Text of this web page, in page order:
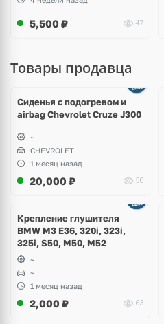
5,500 ₽ 47
Товары продавца
Сиденья с подогревом и
airbag Chevrolet Cruze J300
~
CHEVROLET
1 месяц назад
20,000 ₽ 50
Крепление глушителя
BMW M3 E36, 320i, 323i,
325i, S50, M50, M52
~
~
1 месяц назад
2,000 ₽ 63